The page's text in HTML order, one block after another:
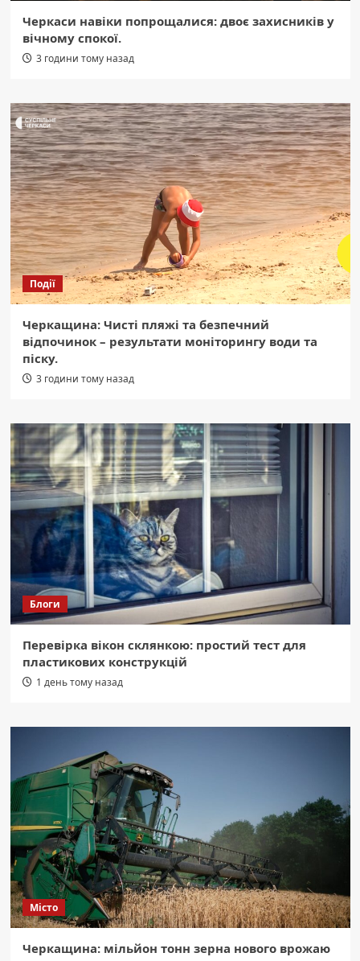
Черкаси навіки попрощалися: двоє захисників у
вічному спокої.
3 години тому назад
Події
Черкащина: Чисті пляжі та безпечний
відпочинок – результати моніторингу води та
піску.
3 години тому назад
Блоги
Перевірка вікон склянкою: простий тест для
пластикових конструкцій
1 день тому назад
Місто
Черкащина: мільйон тонн зерна нового врожаю